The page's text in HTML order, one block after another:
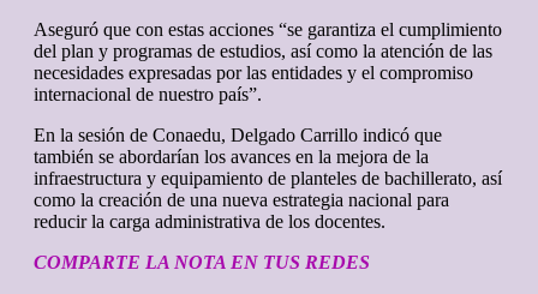
Aseguró que con estas acciones “se garantiza el cumplimiento
del plan y programas de estudios, así como la atención de las
necesidades expresadas por las entidades y el compromiso
internacional de nuestro país”.
En la sesión de Conaedu, Delgado Carrillo indicó que
también se abordarían los avances en la mejora de la
infraestructura y equipamiento de planteles de bachillerato, así
como la creación de una nueva estrategia nacional para
reducir la carga administrativa de los docentes.
COMPARTE LA NOTA EN TUS REDES